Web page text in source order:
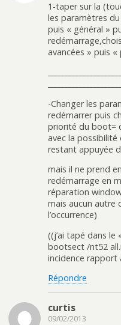
1-taper sur la
les paramètres
puis « général »
avancées » puis
-Changer les
redémarrer puis
priorité du boot=
avec la
restant appuyée
mais il ne prend
redémarrage en
réparation
mais aucun autre
l’occurrence)
((j’ai tapé dans
bootsect /nt52
incidence rapport
Répondre
curtis
09/02/2013